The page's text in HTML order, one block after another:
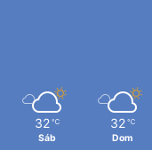
32 ℃
Sáb
32 ℃
Dom